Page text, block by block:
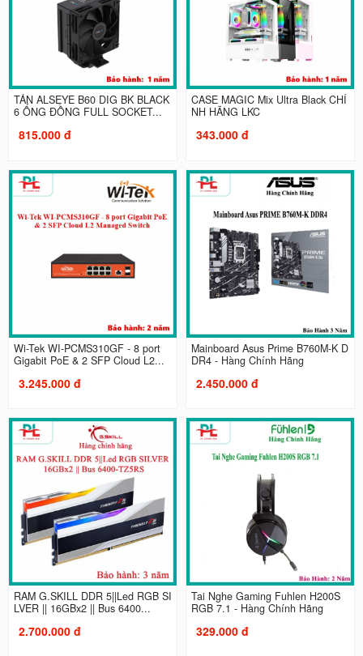
TẢN ALSEYE B60 DIG BK BLACK
6 ỐNG ĐỒNG FULL SOCKET...
815.000 đ
CASE MAGIC Mix Ultra Black CHÍ
NH HÃNG LKC
343.000 đ
Wi-Tek WI-PCMS310GF - 8 port
Gigabit PoE & 2 SFP Cloud L2...
3.245.000 đ
Mainboard Asus Prime B760M-K D
DR4 - Hàng Chính Hãng
2.450.000 đ
RAM G.SKILL DDR 5||Led RGB SI
LVER || 16GBx2 || Bus 6400...
2.700.000 đ
Tai Nghe Gaming Fuhlen H200S
RGB 7.1 - Hàng Chính Hãng
329.000 đ